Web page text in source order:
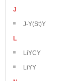
J
J-Y(St)Y
L
LiYCY
LiYY